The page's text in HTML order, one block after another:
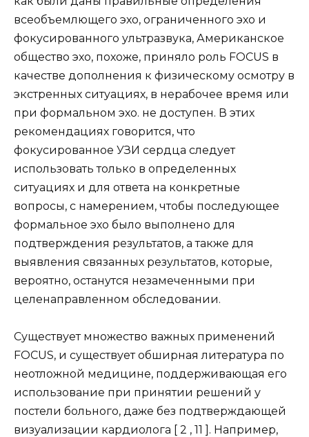
всеобъемлющего эхо, ограниченного эхо и
фокусированного ультразвука, Американское
общество эхо, похоже, приняло роль FOCUS в
качестве дополнения к физическому осмотру в
экстренных ситуациях, в нерабочее время или
при формальном эхо. не доступен. В этих
рекомендациях говорится, что
фокусированное УЗИ сердца следует
использовать только в определенных
ситуациях и для ответа на конкретные
вопросы, с намерением, чтобы последующее
формальное эхо было выполнено для
подтверждения результатов, а также для
выявления связанных результатов, которые,
вероятно, останутся незамеченными при
целенаправленном обследовании.
Существует множество важных применений
FOCUS, и существует обширная литература по
неотложной медицине, поддерживающая его
использование при принятии решений у
постели больного, даже без подтверждающей
визуализации кардиолога [ 2 , 11 ]. Например,